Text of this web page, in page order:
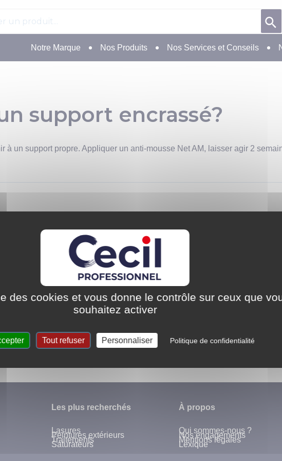
Notre Marque
Nos Produits Nos Services et Conseils
support encrassé?
à un support propre. Appliquer un anti-mousse Net AM, laisser agir 2
service des artisans
& des bricoleurs experts
Les plus recherchés
Lasures
Peintures extérieurs
Traitements
Saturateurs
À propos
Qui sommes-nous ?
Nos engagements
Mentions légales
Lexique
des cookies et vous donne le contrôle sur ceux que
souhaitez activer
Tout refuser Personnaliser Politique de confidentialité